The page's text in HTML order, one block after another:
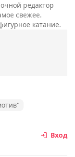
редактор
свежее.
катание.
Вход